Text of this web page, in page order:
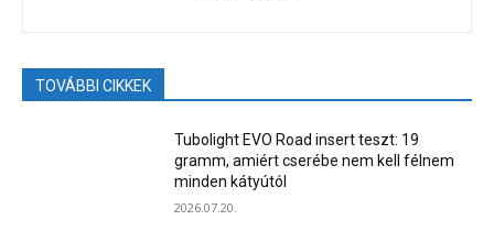
TOVÁBBI CIKKEK
Tubolight EVO Road insert teszt: 19
gramm, amiért cserébe nem kell félnem
minden kátyútól
2026.07.20.